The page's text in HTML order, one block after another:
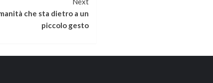
che sta dietro a un
piccolo gesto